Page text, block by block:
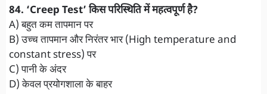
84. ‘Creep Test’ किस परिस्थिति में महत्वपूर्ण है?
A) बहुत कम तापमान पर
B) उच्च तापमान और निरंतर भार (High temperature and
constant stress) पर
C) पानी के अंदर
D) केवल प्रयोगशाला के बाहर